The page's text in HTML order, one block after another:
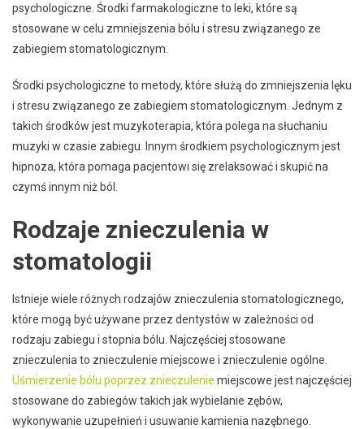
psychologiczne. Środki farmakologiczne to leki, które są
stosowane w celu zmniejszenia bólu i stresu związanego ze
zabiegiem stomatologicznym.
Środki psychologiczne to metody, które służą do zmniejszenia lęku
i stresu związanego ze zabiegiem stomatologicznym. Jednym z
takich środków jest muzykoterapia, która polega na słuchaniu
muzyki w czasie zabiegu. Innym środkiem psychologicznym jest
hipnoza, która pomaga pacjentowi się zrelaksować i skupić na
czymś innym niż ból.
Rodzaje znieczulenia w
stomatologii
Istnieje wiele różnych rodzajów znieczulenia stomatologicznego,
które mogą być używane przez dentystów w zależności od
rodzaju zabiegu i stopnia bólu. Najczęściej stosowane
znieczulenia to znieczulenie miejscowe i znieczulenie ogólne.
Uśmierzenie bólu poprzez znieczulenie miejscowe jest najczęściej
stosowane do zabiegów takich jak wybielanie zębów,
wykonywanie uzupełnień i usuwanie kamienia nazębnego.